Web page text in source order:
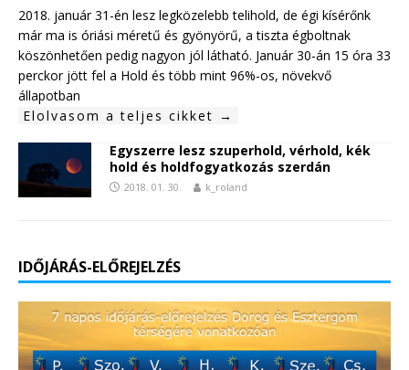
2018. január 31-én lesz legközelebb telihold, de égi kísérőnk
már ma is óriási méretű és gyönyörű, a tiszta égboltnak
köszönhetően pedig nagyon jól látható. Január 30-án 15 óra 33
perckor jött fel a Hold és több mint 96%-os, növekvő
állapotban
Elolvasom a teljes cikket →
Egyszerre lesz szuperhold, vérhold, kék
hold és holdfogyatkozás szerdán
2018. 01. 30. k_roland
IDŐJÁRÁS-ELŐREJELZÉS